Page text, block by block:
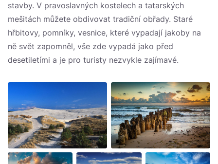
stavby. V pravoslavných kostelech a tatarských
mešitách můžete obdivovat tradiční obřady. Staré
hřbitovy, pomníky, vesnice, které vypadají jakoby na
ně svět zapomněl, vše zde vypadá jako před
desetiletími a je pro turisty nezvykle zajímavé.